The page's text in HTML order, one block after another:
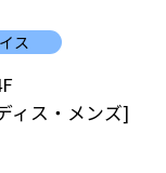
います。
コニックなク
スニーカーや
類など、ライ
しんでいただ
ス
ィス・メンズ]